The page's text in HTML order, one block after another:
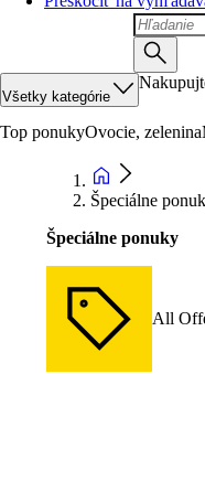
Všetky kategórie
Top ponukyOvocie, zelenina
Špeciálne
Špeciálne ponuky
All